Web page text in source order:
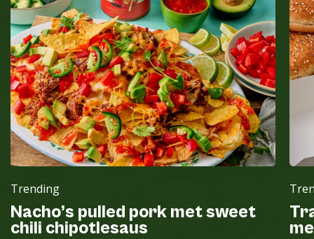
Trending
Nacho’s pulled pork met sweet
chili chipotlesaus